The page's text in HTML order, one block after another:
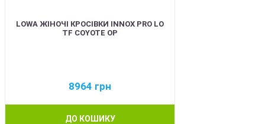
LOWA ЖІНОЧІ КРОСІВКИ INNOX PRO LO
TF COYOTE OP
8964 грн
ДО КОШИКУ